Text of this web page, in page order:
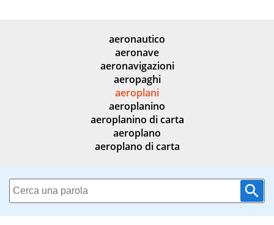
aeronautico
aeronave
aeronavigazioni
aeropaghi
aeroplani
aeroplanino
aeroplanino di carta
aeroplano
aeroplano di carta